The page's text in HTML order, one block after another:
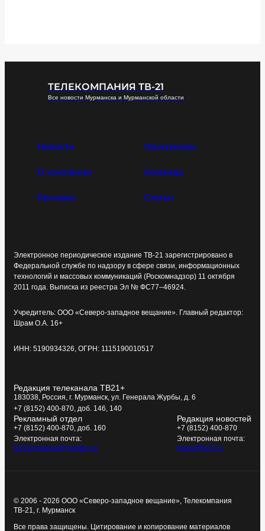
ТЕЛЕКОМПАНИЯ ТВ-21
Все новости Мурманска и Мурманской области
Новости Программы
О компании Команда
Реклама Статьи
Электронное периодическое издание ТВ-21 зарегистрировано в
Федеральной службе по надзору в сфере связи, информационных
технологий и массовых коммуникаций (Роскомнадзор) 11 октября
2011 года. Выписка из реестра Эл № ФС77–46924.
Учредитель: ООО «Северо-западное вещание». Главный редактор:
Шрам О.А. 16+
ИНН: 5190934326, ОГРН: 1115190010517
Редакция телеканала ТВ21+
183038, Россия, г. Мурманск, ул. Генерала Журбы, д. 6
+7 (8152) 400-870, доб. 146, 140
Рекламный отдел
+7 (8152) 400-870, доб. 160
Электронная почта:
tv21kompania@yandex.ru
Редакция новостей
+7 (8152) 400-870
Электронная почта:
news@tv21.ru
© 2006 - 2026 ООО «Северо-западное вещание», Телекомпания
ТВ-21, г. Мурманск
Все права защищены. Цитирование и копирование материалов